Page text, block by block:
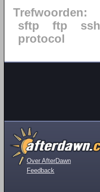
Trefwoorden:
sftp
ftp ssh
protocol
Over AfterDawn
Feedback